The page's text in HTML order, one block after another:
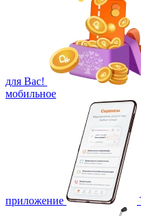
для Вас!
мобильное
приложение